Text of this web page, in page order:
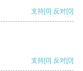
支持[0] 反对[0]
支持[0] 反对[0]